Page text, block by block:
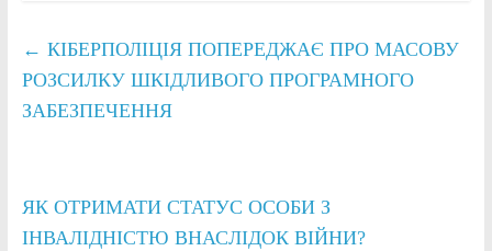
← КІБЕРПОЛІЦІЯ ПОПЕРЕДЖАЄ ПРО МАСОВУ
РОЗСИЛКУ ШКІДЛИВОГО ПРОГРАМНОГО
ЗАБЕЗПЕЧЕННЯ
ЯК ОТРИМАТИ СТАТУС ОСОБИ З
ІНВАЛІДНІСТЮ ВНАСЛІДОК ВІЙНИ?